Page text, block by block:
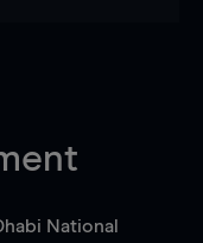
National